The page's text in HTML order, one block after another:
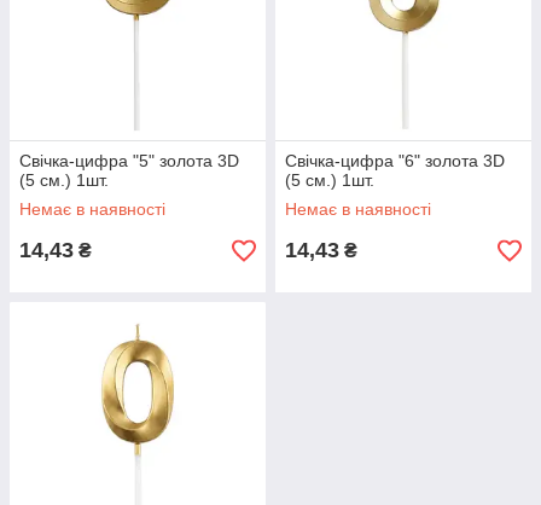
Свічка-цифра "5" золота 3D
(5 см.) 1шт.
Немає в наявності
14,43 ₴
Свічка-цифра "6" золота 3D
(5 см.) 1шт.
Немає в наявності
14,43 ₴